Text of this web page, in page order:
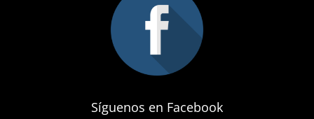
Síguenos en Facebook